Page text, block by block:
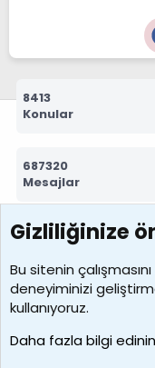
8413
Konular
687320
Mesajlar
7390
Kullanıcılar
MosesBrownHayranı
Son üye
Gizliliğinize
Bu sitenin
deneyiminizi
kullanıyoruz.
Daha fazla bilgi